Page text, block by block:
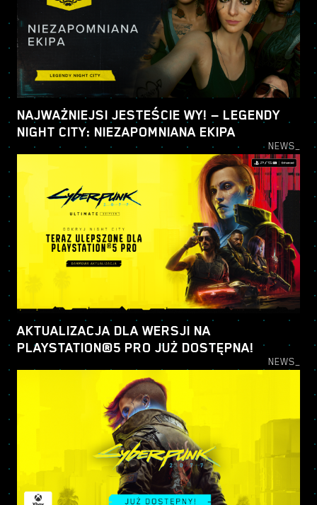
NAJWAŻNIEJSI JESTEŚCIE WY! — LEGENDY
NIGHT CITY: NIEZAPOMNIANA EKIPA
NEWS_
AKTUALIZACJA DLA WERSJI NA
PLAYSTATION®5 PRO JUŻ DOSTĘPNA!
NEWS_